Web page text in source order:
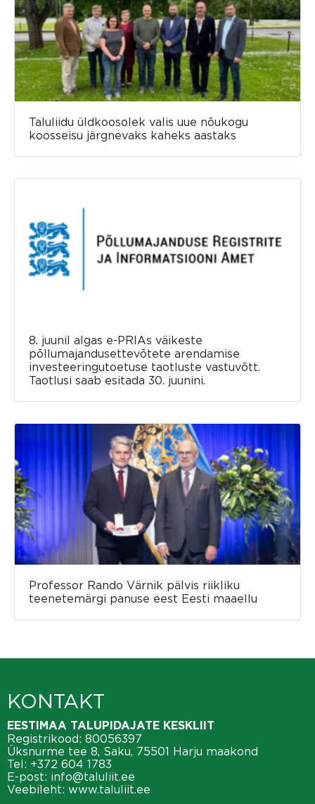
Taluliidu üldkoosolek valis uue nõukogu
koosseisu järgnevaks kaheks aastaks
8. juunil algas e-PRIAs väikeste
põllumajandusettevõtete arendamise
investeeringutoetuse taotluste vastuvõtt.
Taotlusi saab esitada 30. juunini.
Professor Rando Värnik pälvis riikliku
teenetemärgi panuse eest Eesti maaellu
KONTAKT
EESTIMAA TALUPIDAJATE KESKLIIT
Registrikood: 80056397
Üksnurme tee 8, Saku, 75501 Harju maakond
Tel: +372 604 1783
E-post: info@taluliit.ee
Veebileht: www.taluliit.ee